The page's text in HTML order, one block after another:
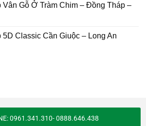
Vân Gỗ Ở Tràm Chim – Đồng Tháp –
Classic Cần Giuộc – Long An
0961.341.310- 0888.646.438